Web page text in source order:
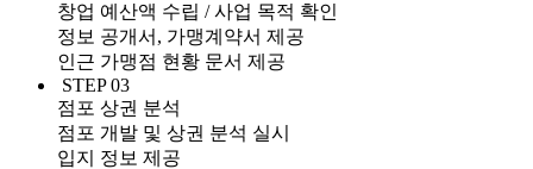
창업 예산액 수립 / 사업 목적 확인
정보 공개서, 가맹계약서 제공
인근 가맹점 현황 문서 제공
STEP 03
점포 상권 분석
점포 개발 및 상권 분석 실시
입지 정보 제공